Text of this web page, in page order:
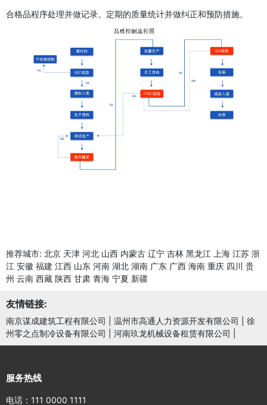
合格品程序处理并做记录。定期的质量统计并做纠正和预防措施。
推荐城市: 北京 天津 河北 山西 内蒙古 辽宁 吉林 黑龙江 上海 江苏 浙
江 安徽 福建 江西 山东 河南 湖北 湖南 广东 广西 海南 重庆 四川 贵
州 云南 西藏 陕西 甘肃 青海 宁夏 新疆
友情链接:
南京谋成建筑工程有限公司 温州市高通人力资源开发有限公司
徐
州零之点制冷设备有限公司
河南玖龙机械设备租赁有限公司
服务热线
电话：111 0000 1111